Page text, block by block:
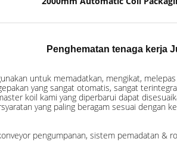
Penghematan tenaga kerja
untuk memadatkan, mengikat,
yang sangat otomatis, sangat
koil kami yang diperbarui dapat
yang paling beragam sesuai dengan
pengumpanan, sistem pemadatan &